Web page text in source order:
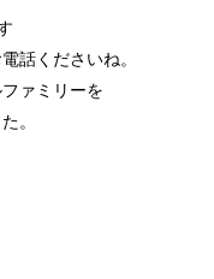
話くださいね。
ァミリーを
。